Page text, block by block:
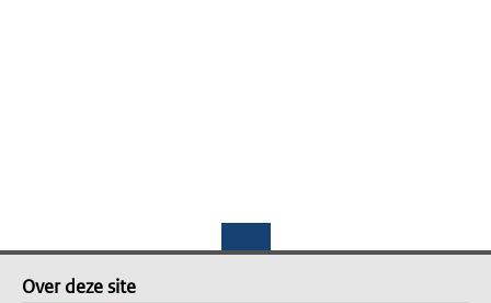
Footer
Over deze site